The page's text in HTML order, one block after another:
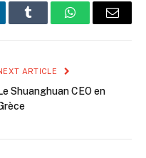
Tumblr WhatsAppEmail
ARTICLE
Le Shuanghuan CEO en